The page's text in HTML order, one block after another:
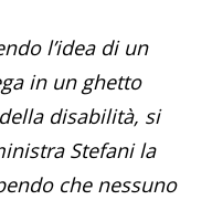
l’idea di un
in un ghetto
disabilità, si
Stefani la
che nessuno